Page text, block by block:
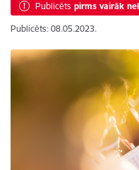
Publicēts pirms vairāk
Publicēts: 08.05.2023.